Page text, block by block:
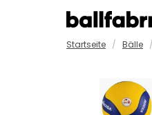
Badmintonbälle
Golfbälle
Startseite Bälle